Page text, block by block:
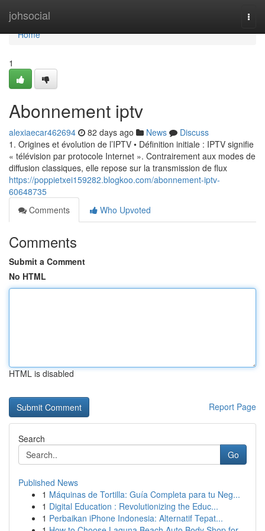
johsocial
Home
Home
1
Abonnement iptv
alexiaecar462694 82 days ago News
Discuss
1. Origines et évolution de l’IPTV • Définition initiale : IPTV signifie
« télévision par protocole Internet ». Contrairement aux modes de
diffusion classiques, elle repose sur la transmission de flux
https://poppietxei159282.blogkoo.com/abonnement-iptv-
60648735
Comments
Who Upvoted
Comments
Submit a Comment
No HTML
HTML is disabled
Report Page
Search
Go
Published News
1 Máquinas de Tortilla: Guía Completa para tu Neg...
1 Digital Education : Revolutionizing the Educ...
1 Perbaikan iPhone Indonesia: Alternatif Tepat...